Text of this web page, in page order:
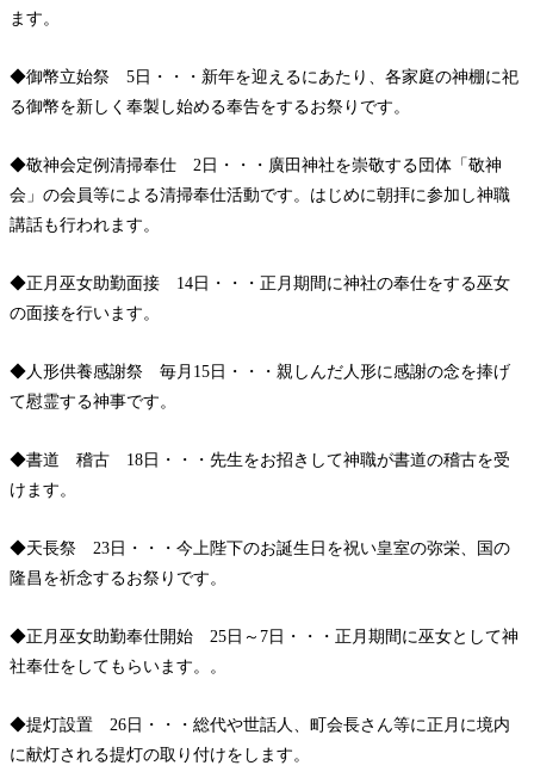
ます。
◆御幣立始祭 5日・・・新年を迎えるにあたり、各家庭の神棚に祀
る御幣を新しく奉製し始める奉告をするお祭りです。
◆敬神会定例清掃奉仕 2日・・・廣田神社を崇敬する団体「敬神
会」の会員等による清掃奉仕活動です。はじめに朝拝に参加し神職
講話も行われます。
◆正月巫女助勤面接 14日・・・正月期間に神社の奉仕をする巫女
の面接を行います。
◆人形供養感謝祭 毎月15日・・・親しんだ人形に感謝の念を捧げ
て慰霊する神事です。
◆書道 稽古 18日・・・先生をお招きして神職が書道の稽古を受
けます。
◆天長祭 23日・・・今上陛下のお誕生日を祝い皇室の弥栄、国の
隆昌を祈念するお祭りです。
◆正月巫女助勤奉仕開始 25日～7日・・・正月期間に巫女として神
社奉仕をしてもらいます。。
◆提灯設置 26日・・・総代や世話人、町会長さん等に正月に境内
に献灯される提灯の取り付けをします。